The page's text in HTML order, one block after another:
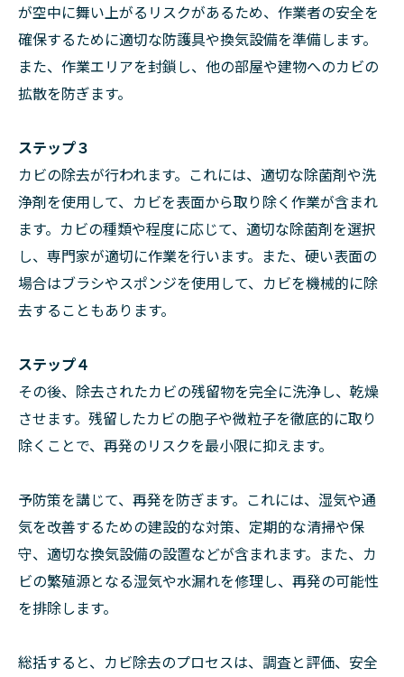
が空中に舞い上がるリスクがあるため、作業者の安全を
確保するために適切な防護具や換気設備を準備します。
また、作業エリアを封鎖し、他の部屋や建物へのカビの
拡散を防ぎます。
ステップ３
カビの除去が行われます。これには、適切な除菌剤や洗
浄剤を使用して、カビを表面から取り除く作業が含まれ
ます。カビの種類や程度に応じて、適切な除菌剤を選択
し、専門家が適切に作業を行います。また、硬い表面の
場合はブラシやスポンジを使用して、カビを機械的に除
去することもあります。
ステップ４
その後、除去されたカビの残留物を完全に洗浄し、乾燥
させます。残留したカビの胞子や微粒子を徹底的に取り
除くことで、再発のリスクを最小限に抑えます。
予防策を講じて、再発を防ぎます。これには、湿気や通
気を改善するための建設的な対策、定期的な清掃や保
守、適切な換気設備の設置などが含まれます。また、カ
ビの繁殖源となる湿気や水漏れを修理し、再発の可能性
を排除します。
総括すると、カビ除去のプロセスは、調査と評価、安全